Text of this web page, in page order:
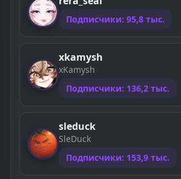
Подписчики: 95,8 тыс.
xkamysh
xKamysh
Подписчики: 136,2 тыс.
sleduck
SleDuck
Подписчики: 153,9 тыс.